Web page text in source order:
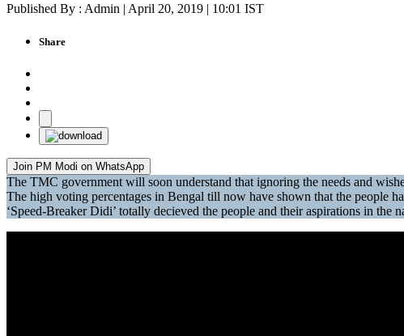
Published By : Admin | April 20, 2019 | 10:01 IST
Share
Join PM Modi on WhatsApp
The TMC government will soon understand that ignoring the needs and
The high voting percentages in Bengal till now have shown that the people
‘Speed-Breaker Didi’ totally decieved the people and their aspirations in the